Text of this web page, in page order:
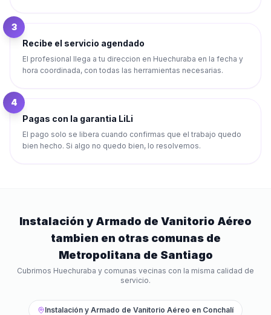
3
Recibe el servicio agendado
El profesional llega a tu direccion en Huechuraba en la fecha y
hora coordinada, con todas las herramientas necesarias.
4
Pagas con la garantia LiLi
El pago solo se libera cuando confirmas que el trabajo quedo
bien hecho. Si algo no quedo bien, lo resolvemos.
Instalación y Armado de Vanitorio Aéreo
tambien en otras comunas de
Metropolitana de Santiago
Cubrimos Huechuraba y comunas vecinas con la misma calidad de
servicio.
Instalación y Armado de Vanitorio Aéreo en Conchalí